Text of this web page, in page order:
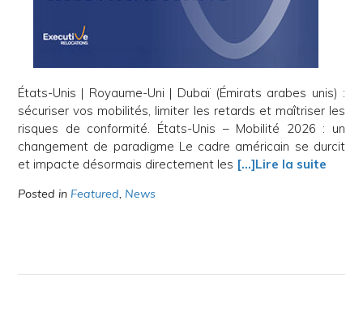
États-Unis | Royaume-Uni | Dubaï (Émirats arabes unis) :
sécuriser vos mobilités, limiter les retards et maîtriser les
risques de conformité. États-Unis – Mobilité 2026 : un
changement de paradigme Le cadre américain se durcit
et impacte désormais directement les […]Lire la suite
Posted in Featured, News